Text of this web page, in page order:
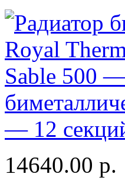
— 12
14640.00 р.